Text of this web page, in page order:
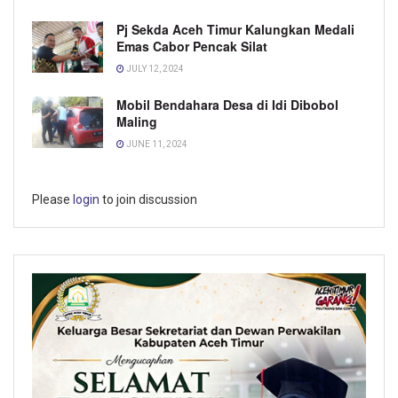
Pj Sekda Aceh Timur Kalungkan Medali
Emas Cabor Pencak Silat
JULY 12, 2024
Mobil Bendahara Desa di Idi Dibobol
Maling
JUNE 11, 2024
Please login to join discussion